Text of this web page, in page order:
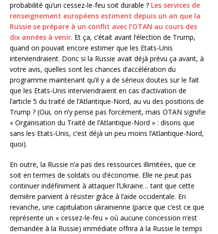
probabilité qu’un cessez-le-feu soit durable ? Les services de
renseignement européens estiment depuis un an que la
Russie se prépare à un conflit avec l’OTAN au cours des
dix années à venir. Et ça, c’était avant l’élection de Trump,
quand on pouvait encore estimer que les Etats-Unis
interviendraient. Donc si la Russie avait déjà prévu ça avant, à
votre avis, quelles sont les chances d’accélération du
programme maintenant qu’il y a de sérieux doutes sur le fait
que les Etats-Unis interviendraient en cas d’activation de
l’article 5 du traité de l’Atlantique-Nord, au vu des positions de
Trump ? (Oui, on n’y pense pas forcément, mais OTAN signifie
« Organisation du Traité de l’Atlantique-Nord » : disons que
sans les Etats-Unis, c’est déjà un peu moins l’Atlantique-Nord,
quoi).
En outre, la Russie n’a pas des ressources illimitées, que ce
soit en termes de soldats ou d’économie. Elle ne peut pas
continuer indéfiniment à attaquer l’Ukraine… tant que cette
dernière parvient à résister grâce à l’aide occidentale. En
revanche, une capitulation ukrainienne (parce que c’est ce que
représente un « cessez-le-feu » où aucune concession n’est
demandée à la Russie) immédiate offrira à la Russie le temps